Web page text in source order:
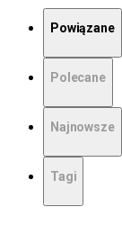
Powiązane
Polecane
Najnowsze
Tagi